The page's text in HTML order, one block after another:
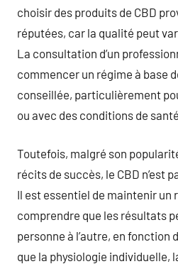
choisir des produits de CBD
réputées, car la qualité peut
La consultation d’un
commencer un régime à base
conseillée, particulièrement
ou avec des conditions de
Toutefois, malgré son
récits de succès, le CBD n’est
Il est essentiel de maintenir un
comprendre que les résultats
personne à l’autre, en
que la physiologie individuelle,